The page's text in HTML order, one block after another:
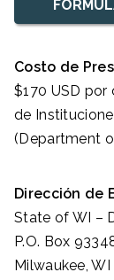
Costo de
$170 USD
de
(Department
Dirección de
State of WI –
P.O. Box
Milwaukee, WI